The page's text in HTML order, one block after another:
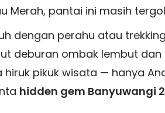
Merah, pantai ini masih
dengan perahu atau
deburan ombak lembut
pikuk wisata — hanya
hidden gem Banyuwangi